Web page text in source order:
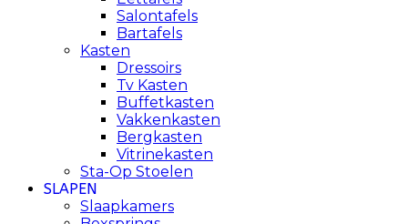
Salontafels
Bartafels
Kasten
Dressoirs
Tv Kasten
Buffetkasten
Vakkenkasten
Bergkasten
Vitrinekasten
Sta-Op Stoelen
SLAPEN
Slaapkamers